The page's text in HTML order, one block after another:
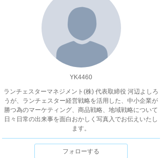
YK4460
ランチェスターマネジメント(株) 代表取締役 河辺よしろ
うが、ランチェスター経営戦略を活用した、中小企業が
勝つ為のマーケティング、商品戦略、地域戦略について
日々日常の出来事を面白おかしく写真入でお伝えいたし
ます。
フォローする